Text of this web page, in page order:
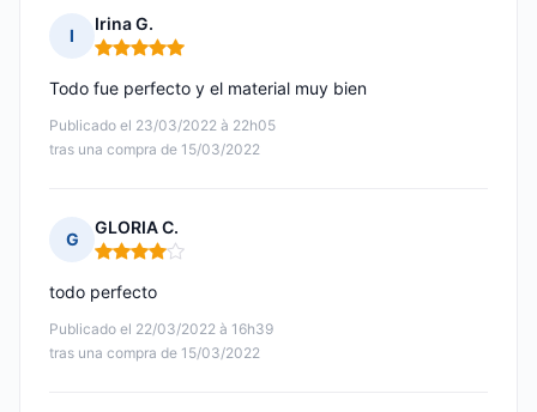
I
Irina G.
Nota: 5 de 5
Publicado el 23/03/2022 à 22h05
tras una compra de 15/03/2022
Todo fue perfecto y el material muy bien
G
GLORIA C.
Nota: 4 de 5
Publicado el 22/03/2022 à 16h39
tras una compra de 15/03/2022
todo perfecto